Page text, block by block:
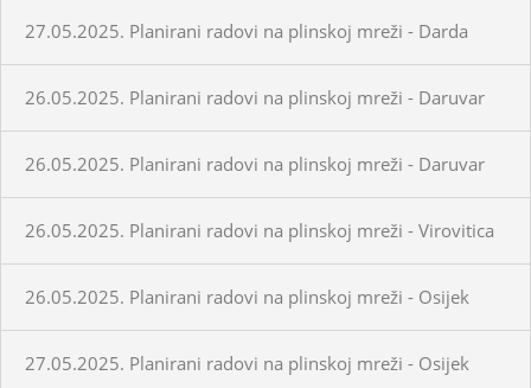
27.05.2025. Planirani radovi na plinskoj mreži - Darda
26.05.2025. Planirani radovi na plinskoj mreži - Daruvar
26.05.2025. Planirani radovi na plinskoj mreži - Daruvar
26.05.2025. Planirani radovi na plinskoj mreži - Virovitica
26.05.2025. Planirani radovi na plinskoj mreži - Osijek
27.05.2025. Planirani radovi na plinskoj mreži - Osijek